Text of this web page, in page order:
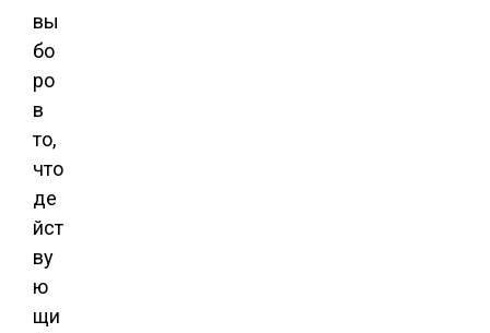
вы
бо
ро
в
то,
что
де
йст
ву
ю
щи